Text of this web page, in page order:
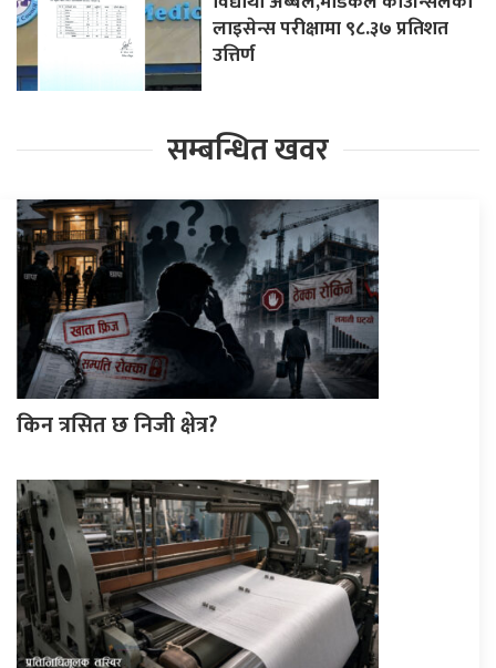
लाइसेन्स परीक्षामा ९८.३७ प्रतिशत
उत्तिर्ण
सम्बन्धित खवर
किन त्रसित छ निजी क्षेत्र?